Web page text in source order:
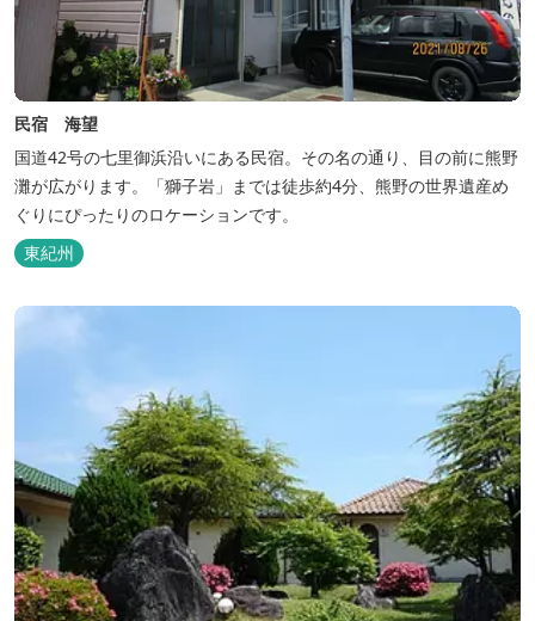
民宿 海望
国道42号の七里御浜沿いにある民宿。その名の通り、目の前に熊野
灘が広がります。「獅子岩」までは徒歩約4分、熊野の世界遺産め
ぐりにぴったりのロケーションです。
東紀州